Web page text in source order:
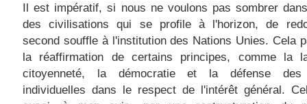
Il est impératif, si nous ne voulons pas sombrer
des civilisations qui se profile à l'horizon, de
second souffle à l'institution des Nations Unies. Cela
la réaffirmation de certains principes, comme la
citoyenneté, la démocratie et la défense des
individuelles dans le respect de l'intérêt général.